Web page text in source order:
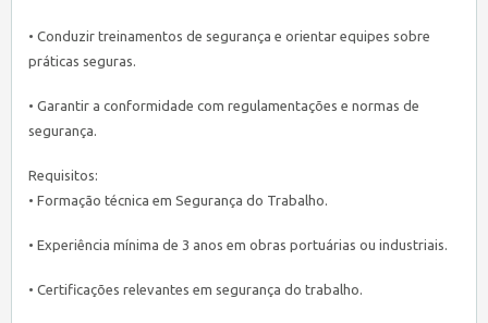
• Conduzir treinamentos de segurança e orientar equipes sobre
práticas seguras.
• Garantir a conformidade com regulamentações e normas de
segurança.
Requisitos:
• Formação técnica em Segurança do Trabalho.
• Experiência mínima de 3 anos em obras portuárias ou industriais.
• Certificações relevantes em segurança do trabalho.